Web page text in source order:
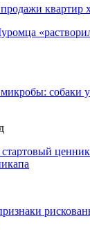
квартир
собаки